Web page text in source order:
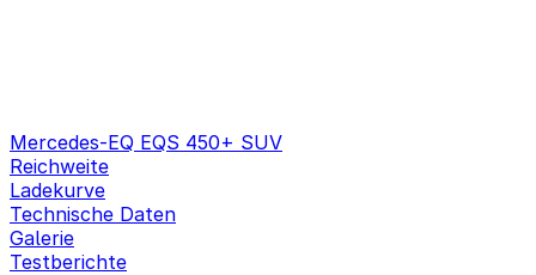
Mercedes-EQ EQS 450+ SUV
Reichweite
Ladekurve
Technische Daten
Galerie
Testberichte